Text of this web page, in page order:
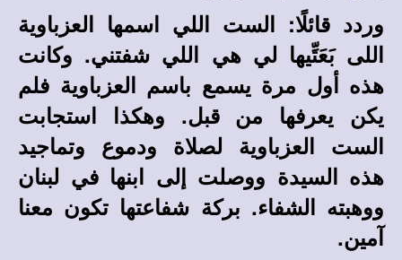
وردد قائلًا: الست اللي اسمها العزباوية
اللى بَعَتِّيها لي هي اللي شفتني. وكانت
هذه أول مرة يسمع باسم العزباوية فلم
يكن يعرفها من قبل. وهكذا استجابت
الست العزباوية لصلاة ودموع وتماجيد
هذه السيدة ووصلت إلى ابنها في لبنان
ووهبته الشفاء. بركة شفاعتها تكون معنا
آمين.